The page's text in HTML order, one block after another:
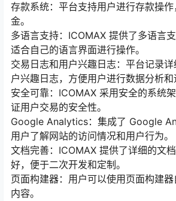
存款系统：平台支持用户进行存款操
金。
多语言支持：ICOMAX 提供了多语言
适合自己的语言界面进行操作。
交易日志和用户兴趣日志：平台记录
户兴趣日志，方便用户进行数据分析和
安全可靠：ICOMAX 采用安全的系统
证用户交易的安全性。
Google Analytics：集成了 Google
用户了解网站的访问情况和用户行为。
文档完善：ICOMAX 提供了详细的文
好，便于二次开发和定制。
页面构建器：用户可以使用页面构建
内容。